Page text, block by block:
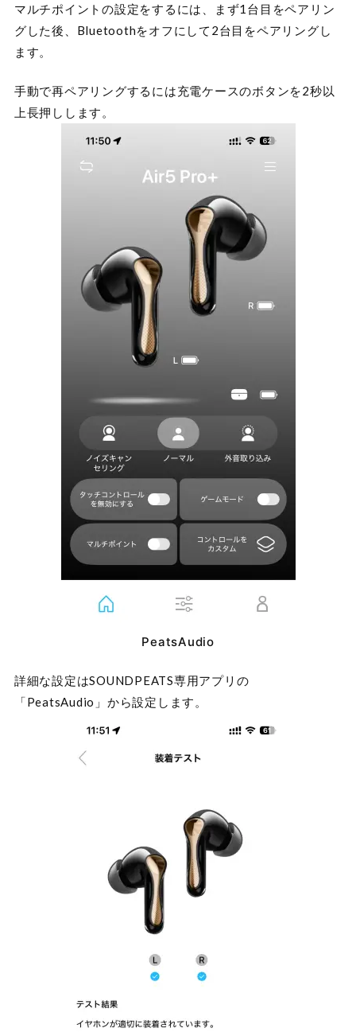
マルチポイントの設定をするには、まず1台目をペアリン
グした後、Bluetoothをオフにして2台目をペアリングし
ます。
手動で再ペアリングするには充電ケースのボタンを2秒以
上長押しします。
PeatsAudio
詳細な設定はSOUNDPEATS専用アプリの
「PeatsAudio」から設定します。